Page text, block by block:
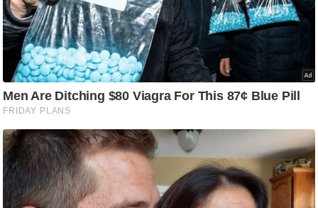
आ
र
आ
ई
.
य
प
र
स